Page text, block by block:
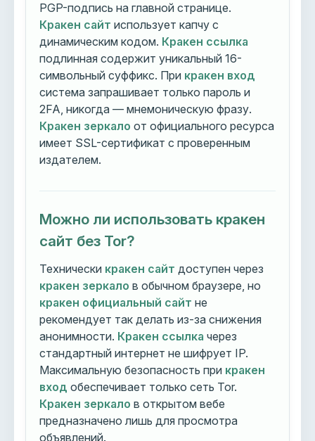
PGP-подпись на главной странице.
Кракен сайт использует капчу с
динамическим кодом. Кракен ссылка
подлинная содержит уникальный 16-
символьный суффикс. При кракен вход
система запрашивает только пароль и
2FA, никогда — мнемоническую фразу.
Кракен зеркало от официального ресурса
имеет SSL-сертификат с проверенным
издателем.
Можно ли использовать кракен
сайт без Tor?
Технически кракен сайт доступен через
кракен зеркало в обычном браузере, но
кракен официальный сайт не
рекомендует так делать из-за снижения
анонимности. Кракен ссылка через
стандартный интернет не шифрует IP.
Максимальную безопасность при кракен
вход обеспечивает только сеть Tor.
Кракен зеркало в открытом вебе
предназначено лишь для просмотра
объявлений.